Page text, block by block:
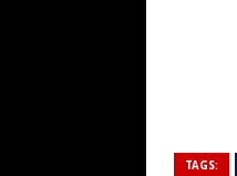
TAGS: